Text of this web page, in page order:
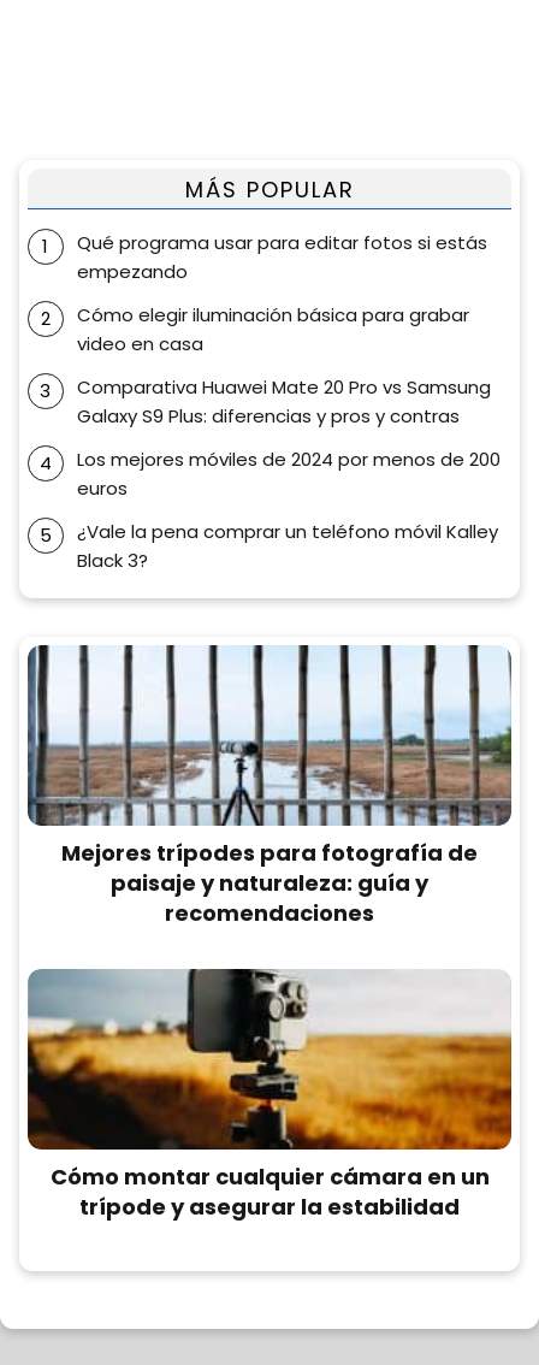
MÁS POPULAR
Qué programa usar para editar fotos si estás
empezando
Cómo elegir iluminación básica para grabar
video en casa
Comparativa Huawei Mate 20 Pro vs Samsung
Galaxy S9 Plus: diferencias y pros y contras
Los mejores móviles de 2024 por menos de 200
euros
¿Vale la pena comprar un teléfono móvil Kalley
Black 3?
Mejores trípodes para fotografía de
paisaje y naturaleza: guía y
recomendaciones
Cómo montar cualquier cámara en un
trípode y asegurar la estabilidad